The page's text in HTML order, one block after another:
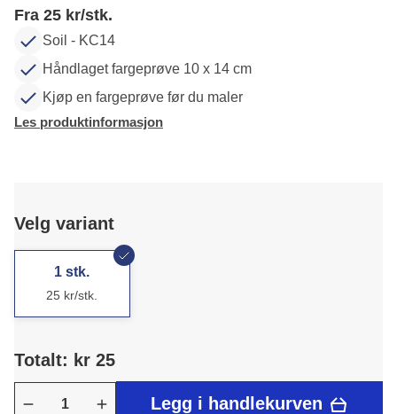
Fra 25 kr/stk.
Soil - KC14
Håndlaget fargeprøve 10 x 14 cm
Kjøp en fargeprøve før du maler
Les produktinformasjon
Velg variant
1 stk.
25 kr/stk.
Totalt: kr 25
Legg i handlekurven